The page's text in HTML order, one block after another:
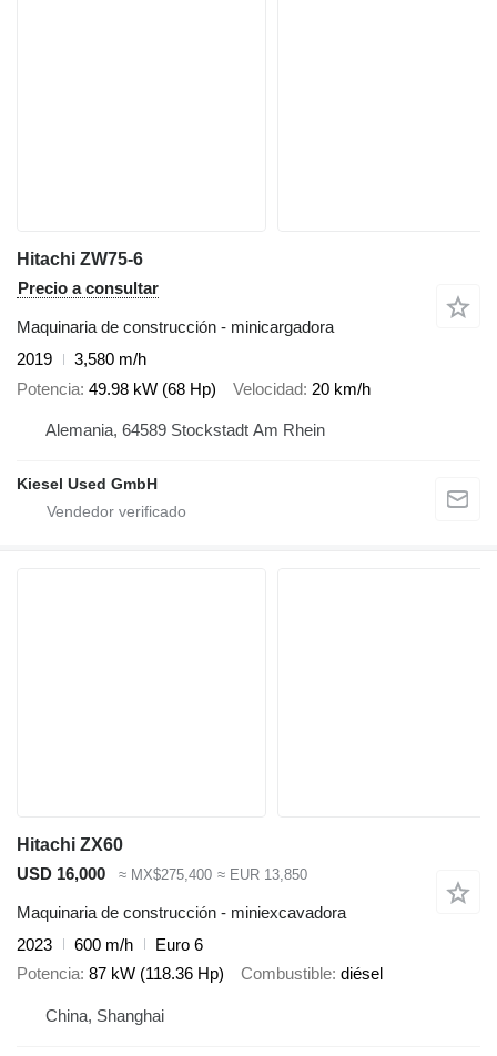
Hitachi ZW75-6
Precio a consultar
Maquinaria de construcción - minicargadora
2019
3,580 m/h
Potencia 49.98 kW (68 Hp) Velocidad 20 km/h
Alemania, 64589 Stockstadt Am Rhein
Kiesel Used GmbH
Hitachi ZX60
USD 16,000
≈ MX$275,400 ≈ EUR 13,850
Maquinaria de construcción - miniexcavadora
2023
600 m/h
Euro 6
Potencia 87 kW (118.36 Hp) Combustible diésel
China, Shanghai